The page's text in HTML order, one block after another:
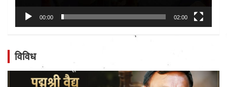
00:00 02:00
विविध